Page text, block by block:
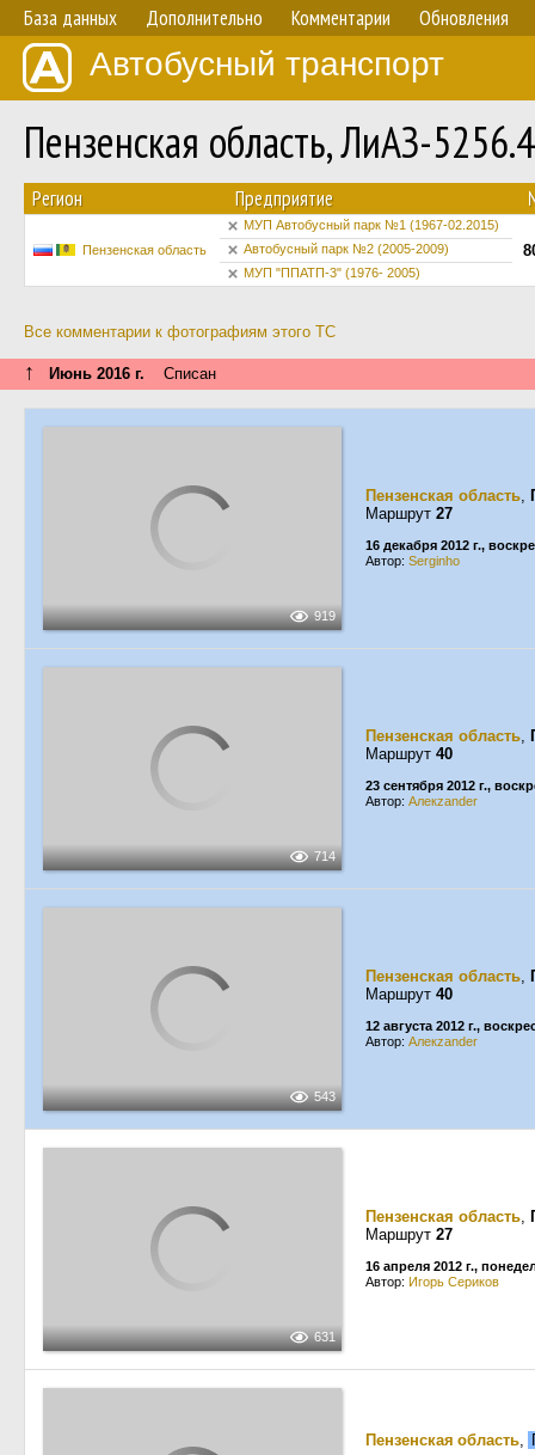
База данных Дополнительно Комментарии Обновления
Автобусный транспорт
Пензенская область, ЛиАЗ-
Регион Предприятие
Пензенская область
МУП Автобусный парк №1 (1967-02.2015)
Автобусный парк №2 (2005-2009)
МУП "ППАТП-3" (1976- 2005)
Все комментарии к фотографиям этого ТС
↑ Июнь 2016 г. Списан
919
Пензенская область,
Маршрут 27
16 декабря 2012 г.,
Автор: Serginho
714
Пензенская область,
Маршрут 40
23 сентября 2012 г.,
Автор: Алекzander
543
Пензенская область,
Маршрут 40
12 августа 2012 г.,
Автор: Алекzander
631
Пензенская область,
Маршрут 27
16 апреля 2012 г.,
Автор: Игорь Сериков
Пензенская область,